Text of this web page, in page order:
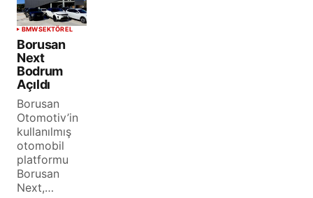
BMWSEKTÖREL
Borusan
Next
Bodrum
Açıldı
Borusan
Otomotiv’in
kullanılmış
otomobil
platformu
Borusan
Next,…